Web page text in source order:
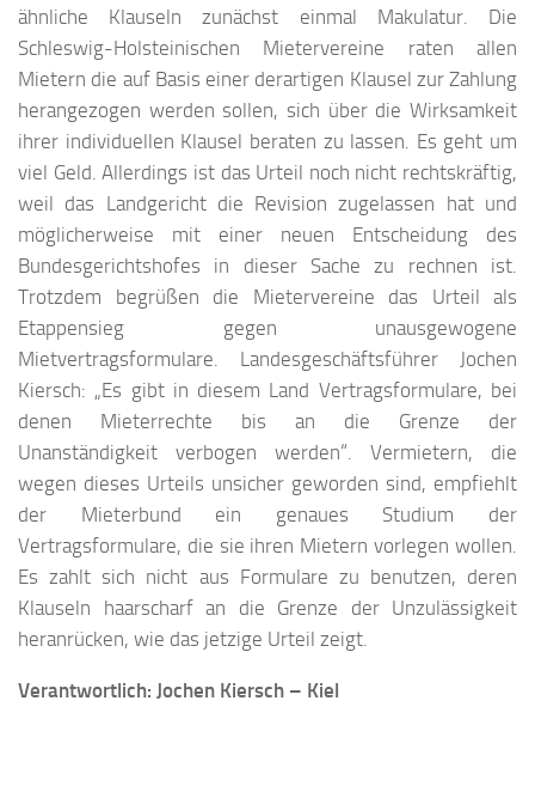
ähnliche Klauseln zunächst einmal Makulatur. Die
Schleswig-Holsteinischen Mietervereine raten allen
Mietern die auf Basis einer derartigen Klausel zur Zahlung
herangezogen werden sollen, sich über die Wirksamkeit
ihrer individuellen Klausel beraten zu lassen. Es geht um
viel Geld. Allerdings ist das Urteil noch nicht rechtskräftig,
weil das Landgericht die Revision zugelassen hat und
möglicherweise mit einer neuen Entscheidung des
Bundesgerichtshofes in dieser Sache zu rechnen ist.
Trotzdem begrüßen die Mietervereine das Urteil als
Etappensieg gegen unausgewogene
Mietvertragsformulare. Landesgeschäftsführer Jochen
Kiersch: „Es gibt in diesem Land Vertragsformulare, bei
denen Mieterrechte bis an die Grenze der
Unanständigkeit verbogen werden“. Vermietern, die
wegen dieses Urteils unsicher geworden sind, empfiehlt
der Mieterbund ein genaues Studium der
Vertragsformulare, die sie ihren Mietern vorlegen wollen.
Es zahlt sich nicht aus Formulare zu benutzen, deren
Klauseln haarscharf an die Grenze der Unzulässigkeit
heranrücken, wie das jetzige Urteil zeigt.
Verantwortlich: Jochen Kiersch – Kiel